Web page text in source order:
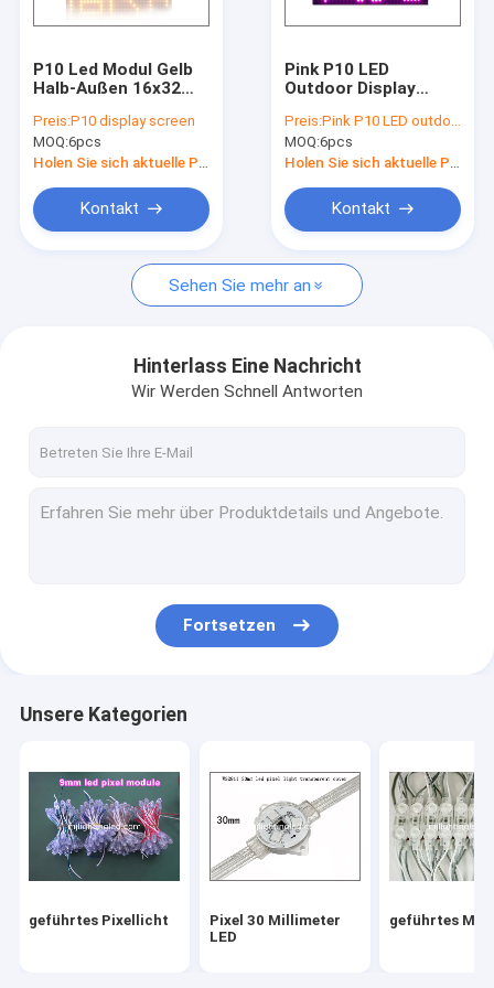
Hohe Leistung führte Beleuchtungen
geführte Leuchtröhre
Produkt aktualisieren
P10 Led Modul Gelb
Halb-Außen 16x32
P10 Gelb Led Display
Modul
Preis:P10 display screen
MOQ:6pcs
Holen Sie sich aktuelle Preis
Kontakt
Pink P10 LED
Outdoor Display
320*160mm
Wasserdicht Für P10
Lila Pink LED
Preis:Pink P10 LED outdoor
MOQ:6pcs
Holen Sie sich aktuelle Preis
Kontakt
Sehen Sie mehr an
Hinterlass Eine Nachricht
Wir Werden Schnell Antworten
Fortsetzen
Unsere Kategorien
geführtes Pixellicht
Pixel 30 Millimeter
LED
geführtes